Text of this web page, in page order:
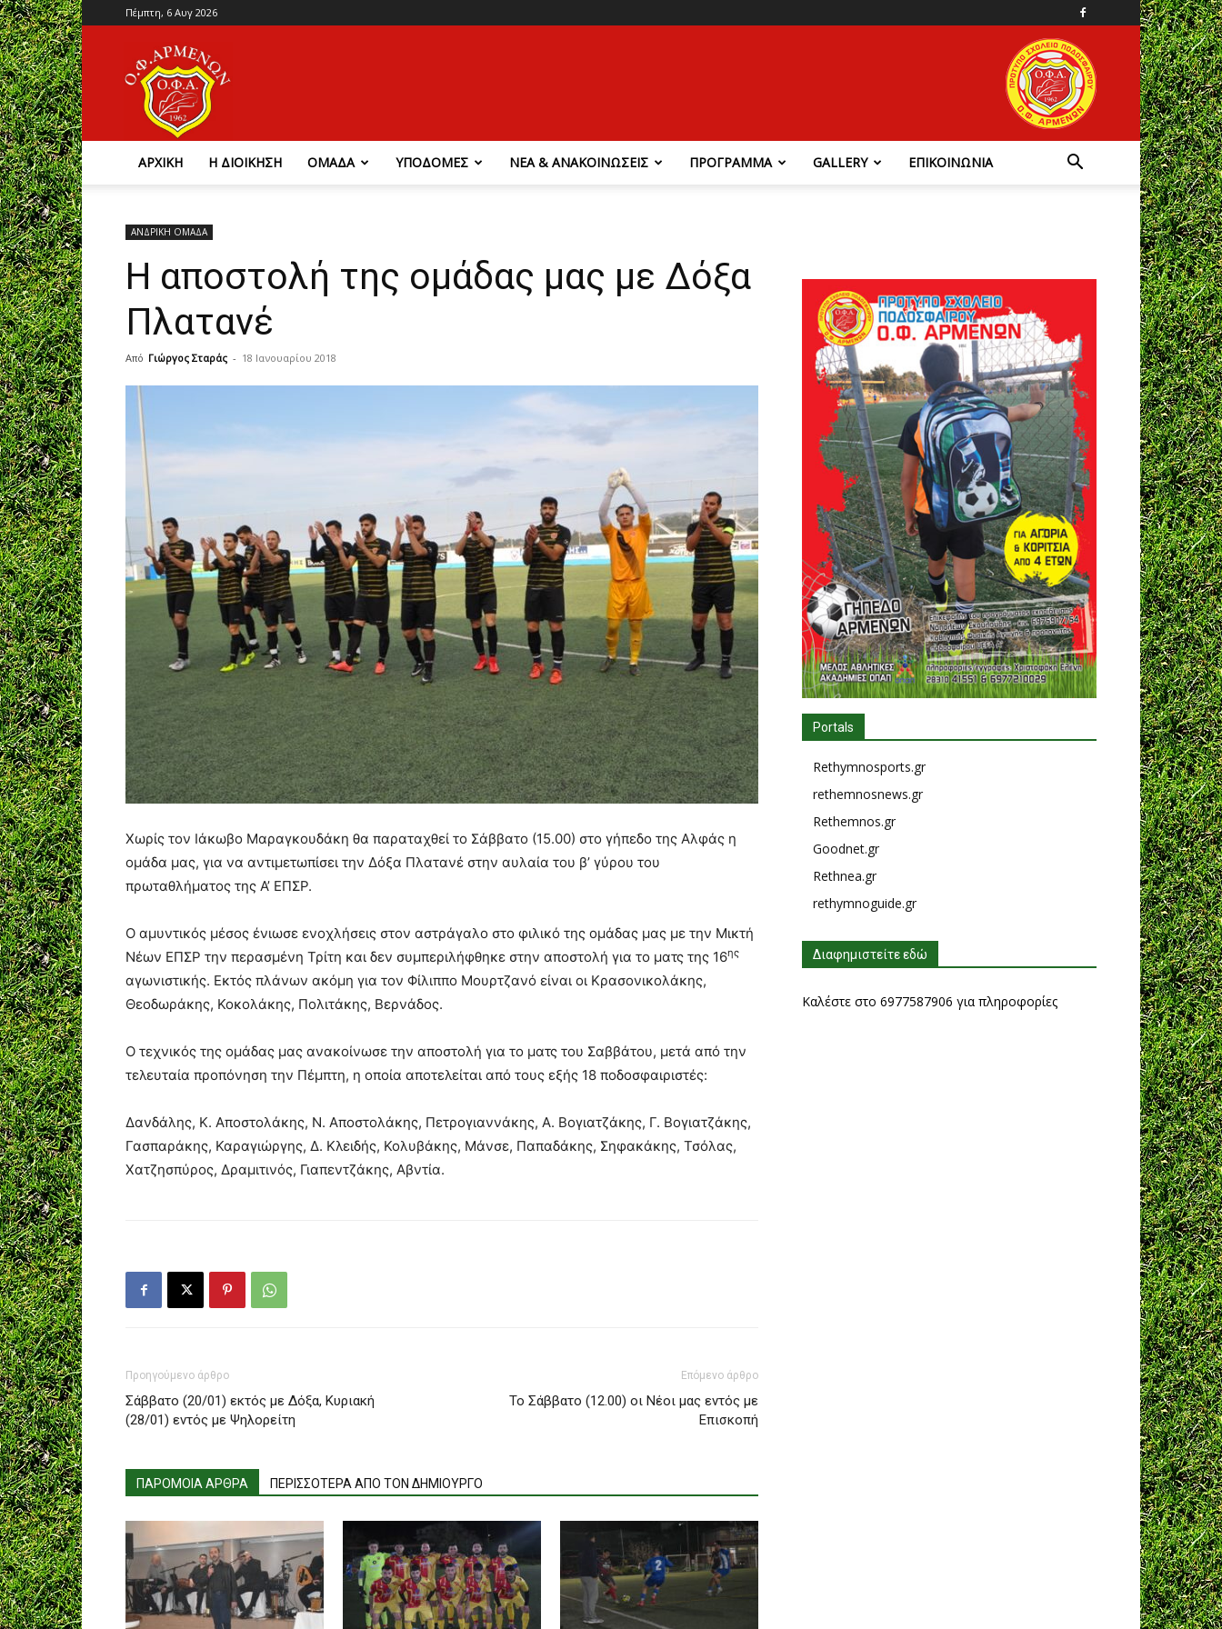
Πέμπτη, 6 Αυγ 2026
ΑΡΧΙΚΗ Η ΔΙΟΙΚΗΣΗ ΟΜΑΔΑ ΥΠΟΔΟΜΕΣ ΝΕΑ & ΑΝΑΚΟΙΝΩΣΕΙΣ ΠΡΟΓΡΑΜΜΑ GALLERY ΕΠΙΚΟΙΝΩΝΙΑ
ΑΝΔΡΙΚΗ ΟΜΑΔΑ
Η αποστολή της ομάδας μας με Δόξα
Πλατανέ
Από Γιώργος Σταράς - 18 Ιανουαρίου 2018
Χωρίς τον Ιάκωβο Μαραγκουδάκη θα παραταχθεί το Σάββατο (15.00) στο γήπεδο της Αλφάς η
ομάδα μας, για να αντιμετωπίσει την Δόξα Πλατανέ στην αυλαία του β’ γύρου του
πρωταθλήματος της Α’ ΕΠΣΡ.
Ο αμυντικός μέσος ένιωσε ενοχλήσεις στον αστράγαλο στο φιλικό της ομάδας μας με την Μικτή
Νέων ΕΠΣΡ την περασμένη Τρίτη και δεν συμπεριλήφθηκε στην αποστολή για το ματς της 16ης
αγωνιστικής. Εκτός πλάνων ακόμη για τον Φίλιππο Μουρτζανό είναι οι Κρασονικολάκης,
Θεοδωράκης, Κοκολάκης, Πολιτάκης, Βερνάδος.
Ο τεχνικός της ομάδας μας ανακοίνωσε την αποστολή για το ματς του Σαββάτου, μετά από την
τελευταία προπόνηση την Πέμπτη, η οποία αποτελείται από τους εξής 18 ποδοσφαιριστές:
Δανδάλης, Κ. Αποστολάκης, Ν. Αποστολάκης, Πετρογιαννάκης, Α. Βογιατζάκης, Γ. Βογιατζάκης,
Γασπαράκης, Καραγιώργης, Δ. Κλειδής, Κολυβάκης, Μάνσε, Παπαδάκης, Σηφακάκης, Τσόλας,
Χατζησπύρος, Δραμιτινός, Γιαπεντζάκης, Αβντία.
Προηγούμενο άρθρο
Σάββατο (20/01) εκτός με Δόξα, Κυριακή
(28/01) εντός με Ψηλορείτη
Επόμενο άρθρο
Το Σάββατο (12.00) οι Νέοι μας εντός με
Επισκοπή
ΠΑΡΟΜΟΙΑ ΑΡΘΡΑ ΠΕΡΙΣΣΟΤΕΡΑ ΑΠΟ ΤΟΝ ΔΗΜΙΟΥΡΓΟ
Portals
Rethymnosports.gr
rethemnosnews.gr
Rethemnos.gr
Goodnet.gr
Rethnea.gr
rethymnoguide.gr
Διαφημιστείτε εδώ
Καλέστε στο 6977587906 για πληροφορίες